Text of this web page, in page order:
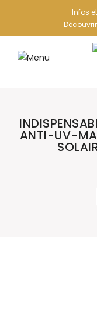
Infos
ANTI-UV-